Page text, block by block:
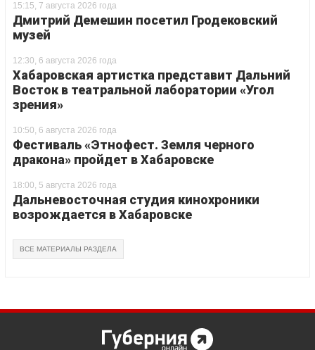
15:15, 7 августа 2026 года
Дмитрий Демешин посетил Гродековский
музей
12:30, 6 августа 2026 года
Хабаровская артистка представит Дальний
Восток в театральной лаборатории «Угол
зрения»
10:50, 6 августа 2026 года
Фестиваль «Этнофест. Земля черного
дракона» пройдет в Хабаровске
18:00, 5 августа 2026 года
Дальневосточная студия кинохроники
возрождается в Хабаровске
ВСЕ МАТЕРИАЛЫ РАЗДЕЛА